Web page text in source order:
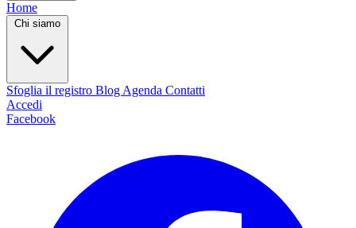
Home
Chi siamo
Sfoglia il registro Blog Agenda Contatti
Accedi
Facebook